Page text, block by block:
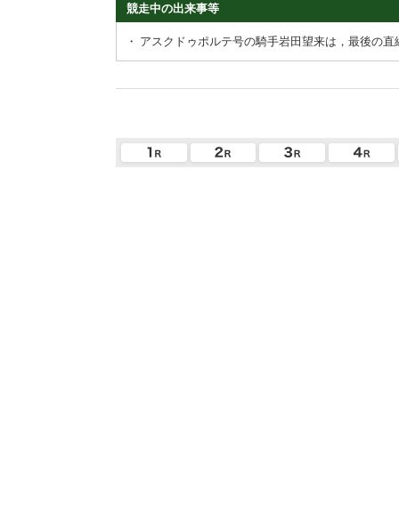
競走中の出来事等
・ アスクドゥポルテ号の騎手岩田望来は，最後の